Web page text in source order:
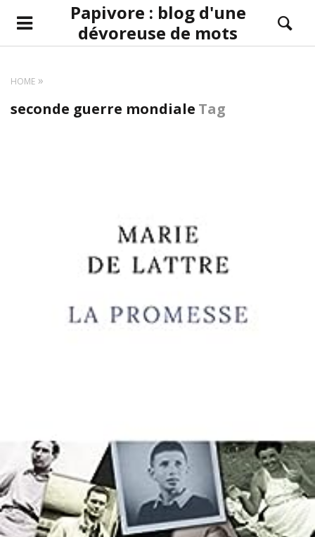
Papivore : blog d'une
dévoreuse de mots
HOME
seconde guerre mondiale Tag